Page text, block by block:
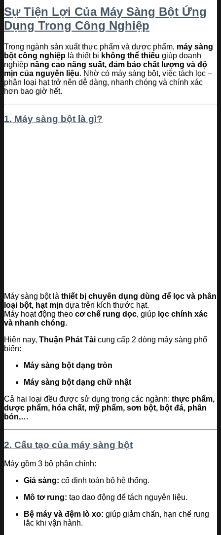
Sự Tiện Lợi Của Máy Sàng Bột Ứng
Dụng Trong Công Nghiệp
Trong ngành sản xuất thực phẩm và dược phẩm, máy sàng
bột công nghiệp là thiết bị không thể thiếu giúp doanh
nghiệp nâng cao năng suất, đảm bảo chất lượng và độ
mịn của nguyên liệu. Nhờ có máy sàng bột, việc tách lọc –
phân loại hạt trở nên dễ dàng, nhanh chóng và chính xác
hơn bao giờ hết.
1. Máy sàng bột là gì?
Máy sàng bột là thiết bị chuyên dụng dùng để lọc và phân
loại bột, hạt mịn dựa trên kích thước hạt.
Máy hoạt động theo cơ chế rung dọc, giúp lọc chính xác
và nhanh chóng.
Hiện nay, Thuận Phát Tài cung cấp 2 dòng máy sàng phổ
biến:
Máy sàng bột dạng tròn
Máy sàng bột dạng chữ nhật
Cả hai loại đều được sử dụng trong các ngành: thực phẩm,
dược phẩm, hóa chất, mỹ phẩm, sơn bột, bột đá, phân
bón,…
2. Cấu tạo của máy sàng bột
Máy gồm 3 bộ phận chính:
Giá sàng: cố định toàn bộ hệ thống.
Mô tơ rung: tạo dao động để tách nguyên liệu.
Bệ máy và đệm lò xo: giúp giảm chấn, hạn chế rung
lắc khi vận hành.